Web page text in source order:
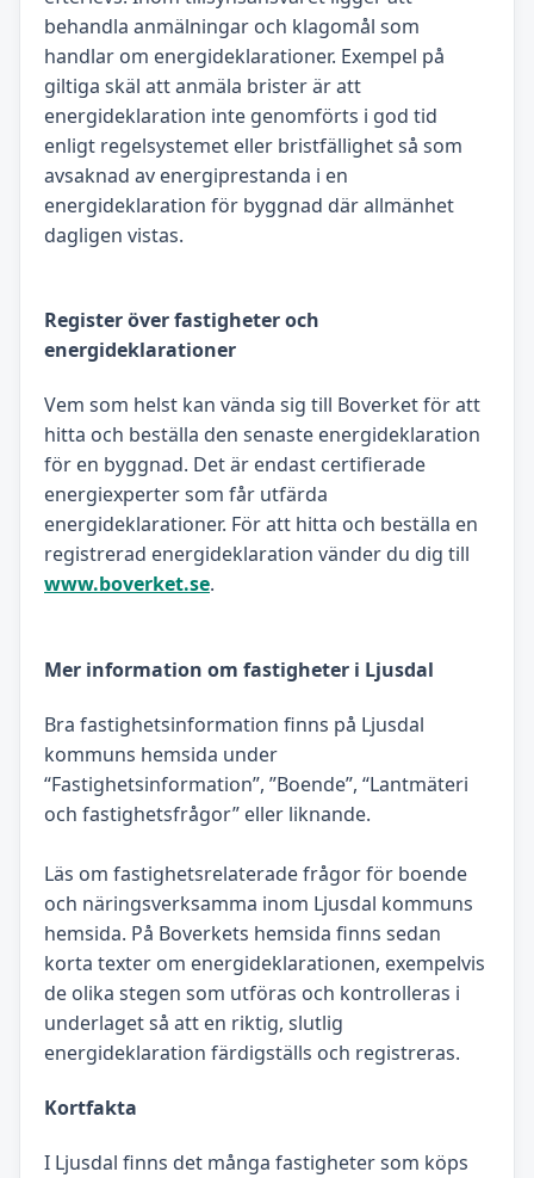
behandla anmälningar och klagomål som
handlar om energideklarationer. Exempel på
giltiga skäl att anmäla brister är att
energideklaration inte genomförts i god tid
enligt regelsystemet eller bristfällighet så som
avsaknad av energiprestanda i en
energideklaration för byggnad där allmänhet
dagligen vistas.
Register över fastigheter och
energideklarationer
Vem som helst kan vända sig till Boverket för att
hitta och beställa den senaste energideklaration
för en byggnad. Det är endast certifierade
energiexperter som får utfärda
energideklarationer. För att hitta och beställa en
registrerad energideklaration vänder du dig till
www.boverket.se.
Mer information om fastigheter i Ljusdal
Bra fastighetsinformation finns på Ljusdal
kommuns hemsida under
“Fastighetsinformation”, ”Boende”, “Lantmäteri
och fastighetsfrågor” eller liknande.
Läs om fastighetsrelaterade frågor för boende
och näringsverksamma inom Ljusdal kommuns
hemsida. På Boverkets hemsida finns sedan
korta texter om energideklarationen, exempelvis
de olika stegen som utföras och kontrolleras i
underlaget så att en riktig, slutlig
energideklaration färdigställs och registreras.
Kortfakta
I Ljusdal finns det många fastigheter som köps